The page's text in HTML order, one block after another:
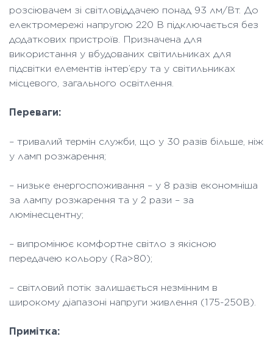
розсіювачем зі світловіддачею понад 93 лм/Вт. До
електромережі напругою 220 В підключається без
додаткових пристроїв. Призначена для
використання у вбудованих світильниках для
підсвітки елементів інтер’єру та у світильниках
місцевого, загального освітлення.
Переваги:
– тривалий термін служби, що у 30 разів більше, ніж
у ламп розжарення;
– низьке енергоспоживання – у 8 разів економніша
за лампу розжарення та у 2 рази – за
люмінесцентну;
– випромінює комфортне світло з якісною
передачею кольору (Ra>80);
– світловий потік залишається незмінним в
широкому діапазоні напруги живлення (175-250В).
Примітка: